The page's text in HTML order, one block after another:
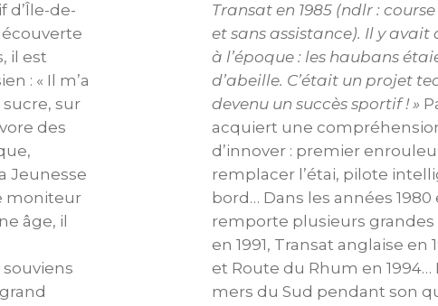
d’Île-de-
il est
: « Il m’a
sur
des
Jeunesse
moniteur
âge, il
Transat en 1985 (ndlr :
et sans assistance). Il y
à l’époque : les haubans
d’abeille. C’était un projet
devenu un succès sportif ! »
acquiert une
d’innover : premier
remplacer l’étai, pilote
bord… Dans les années
remporte plusieurs grandes
en 1991, Transat anglaise en
et Route du Rhum en 1994…
mers du Sud pendant son